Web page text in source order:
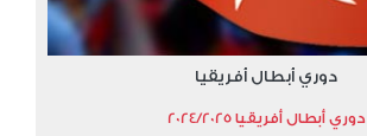
دوري أبطال أفريقيا
دوري أبطال أفريقيا 2024/2025